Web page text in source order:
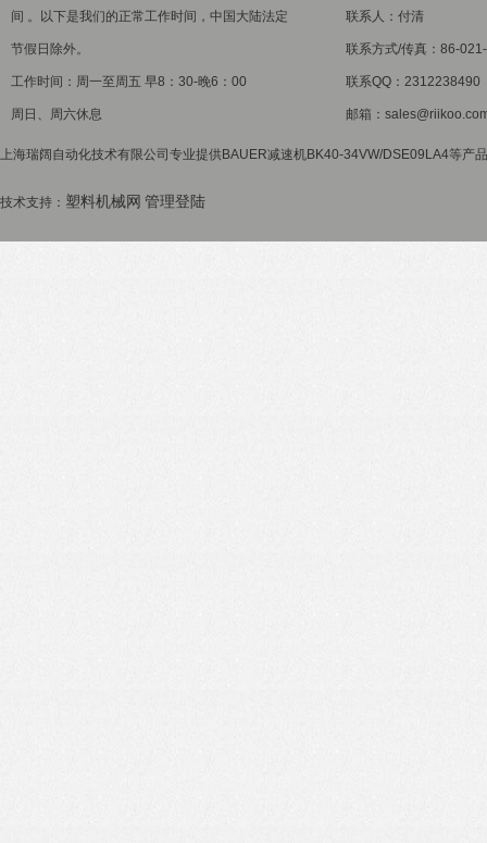
间 。以下是我们的正常工作时间，中国大陆法定
节假日除外。
工作时间：周一至周五 早8：30-晚6：00
周日、周六休息
联系人：付清
联系方式/传真：86-
联系QQ：2312238490
邮箱：
上海瑞阔自动化技术有限公司专业提供BAUER减速机BK40-34VW/DSE09LA4等产
技术支持： 塑料机械网 管理登陆